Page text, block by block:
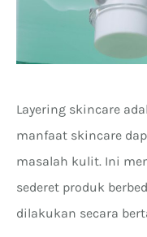
Layering skincare
manfaat skincare
masalah kulit. Ini
sederet produk
dilakukan secara